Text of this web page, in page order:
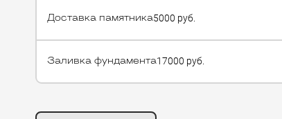
Доставка памятника5000 руб.
Заливка фундамента17000 руб.